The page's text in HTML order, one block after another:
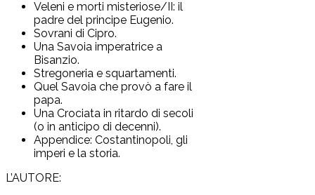
Veleni e morti misteriose/II: il
padre del principe Eugenio.
Sovrani di Cipro.
Una Savoia imperatrice a
Bisanzio.
Stregoneria e squartamenti.
Quel Savoia che provò a fare il
papa.
Una Crociata in ritardo di secoli
(o in anticipo di decenni).
Appendice: Costantinopoli, gli
imperi e la storia.
L’AUTORE: